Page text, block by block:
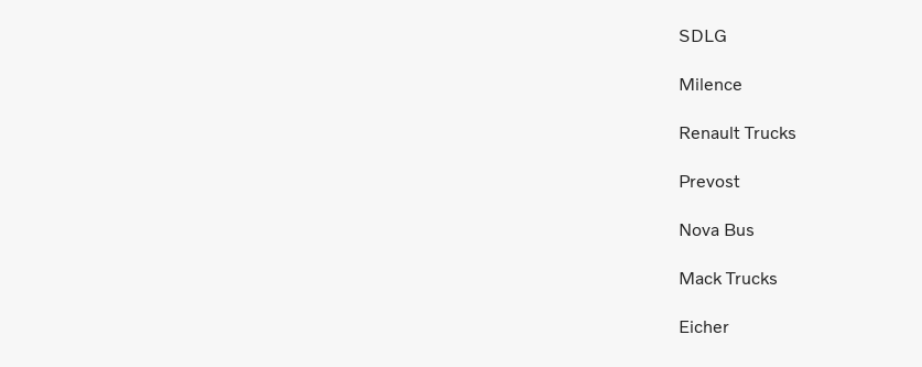
SDLG
Milence
Renault Trucks
Prevost
Nova Bus
Mack Trucks
Eicher